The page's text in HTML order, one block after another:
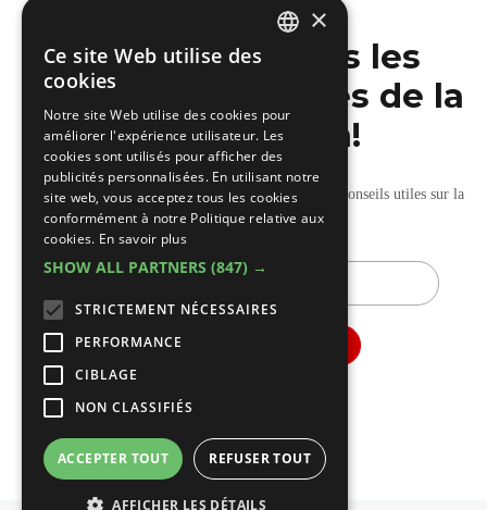
Ne manquez pas les
dernières nouvelles de la
construction!
Recevez nos mises à jour hebdomadaires pleines de conseils utiles sur la
construction et la rénovation.
E-
×
Ce site Web utilise des
cookies
Notre site Web utilise des cookies pour
améliorer l'expérience utilisateur. Les
cookies sont utilisés pour afficher des
publicités personnalisées. En utilisant notre
site web, vous acceptez tous les cookies
conformément à notre Politique relative aux
cookies. En savoir plus
SHOW ALL PARTNERS (847) →
STRICTEMENT NÉCESSAIRES
PERFORMANCE
CIBLAGE
NON CLASSIFIÉS
ACCEPTER TOUT REFUSER TOUT
AFFICHER LES DÉTAILS